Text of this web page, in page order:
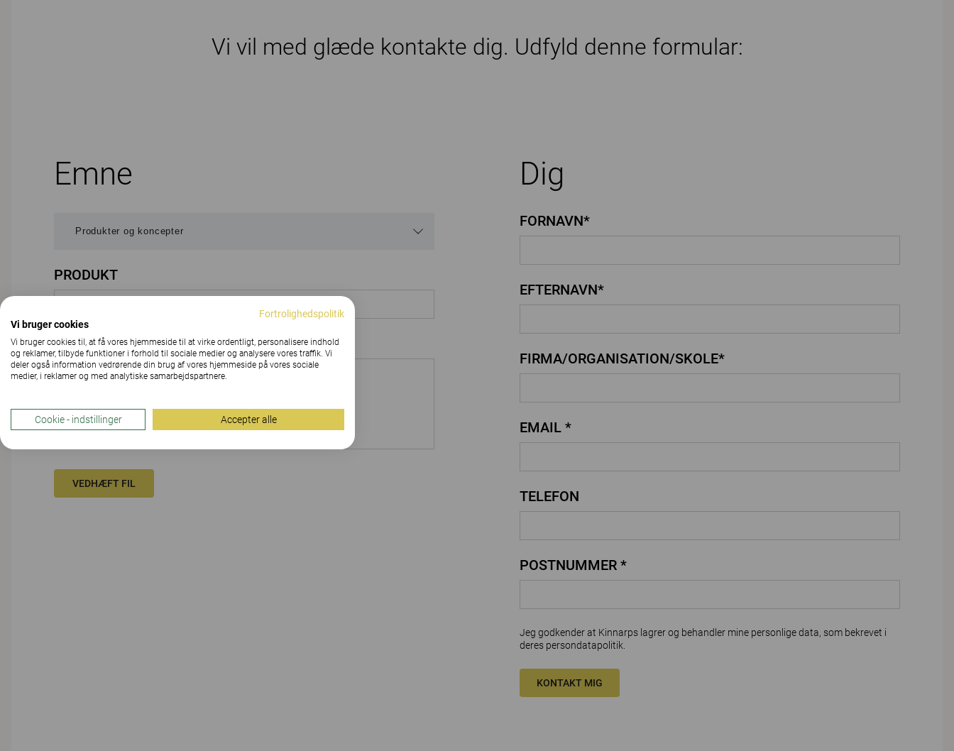
Vi vil med glæde kontakte dig. Udfyld denne formular:
Emne
PRODUKT
MEDDELELSE
VEDHÆFT FIL
Dig
FORNAVN*
EFTERNAVN*
FIRMA/ORGANISATION/SKOLE*
EMAIL *
TELEFON
POSTNUMMER *
Jeg godkender at Kinnarps lagrer og behandler mine personlige data, som bekrevet i
deres persondatapolitik
KONTAKT MIG
Fortrolighedspolitik
Vi bruger cookies
Vi bruger cookies til, at få vores hjemmeside til at virke ordentligt, personalisere indhold
og reklamer, tilbyde funktioner i forhold til sociale medier og analysere vores traffik. Vi
deler også information vedrørende din brug af vores hjemmeside på vores sociale
medier, i reklamer og med analytiske samarbejdspartnere.
Cookie - indstillinger Accepter alle